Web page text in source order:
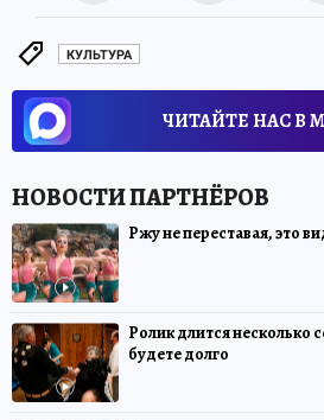
КУЛЬТУРА
ЧИТАЙТЕ НАС В
Ржу не переставая, это
Ролик длится несколько
будете долго